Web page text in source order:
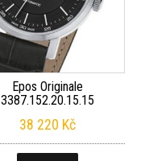
Epos Originale
3387.152.20.15.15
38 220 Kč